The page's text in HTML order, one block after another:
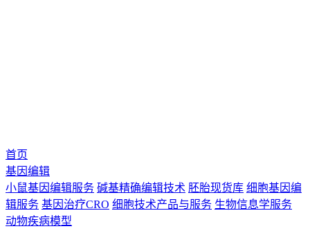
首页
基因编辑
小鼠基因编辑服务 碱基精确编辑技术 胚胎现货库 细胞基因编
辑服务 基因治疗CRO 细胞技术产品与服务 生物信息学服务
动物疾病模型